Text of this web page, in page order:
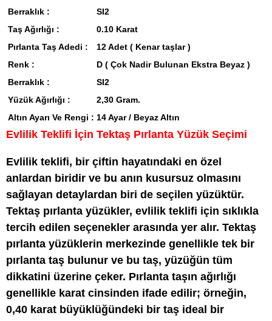
Berraklık :
SI2
Taş Ağırlığı :
0.10 Karat
Pırlanta Taş Adedi :
12 Adet ( Kenar taşlar )
Renk :
D ( Çok Nadir Bulunan Ekstra Beyaz )
Berraklık :
SI2
Yüzük Ağırlığı :
2,30 Gram.
Altın Ayarı Ve Rengi : 14 Ayar / Beyaz Altın
Evlilik Teklifi İçin Tektaş Pırlanta Yüzük Seçimi
Evlilik teklifi, bir çiftin hayatındaki en özel
anlardan biridir ve bu anın kusursuz olmasını
sağlayan detaylardan biri de seçilen yüzüktür.
Tektaş pırlanta yüzükler, evlilik teklifi için sıklıkla
tercih edilen seçenekler arasında yer alır. Tektaş
pırlanta yüzüklerin merkezinde genellikle tek bir
pırlanta taş bulunur ve bu taş, yüzüğün tüm
dikkatini üzerine çeker. Pırlanta taşın ağırlığı
genellikle karat cinsinden ifade edilir; örneğin,
0,40 karat büyüklüğündeki bir taş ideal bir